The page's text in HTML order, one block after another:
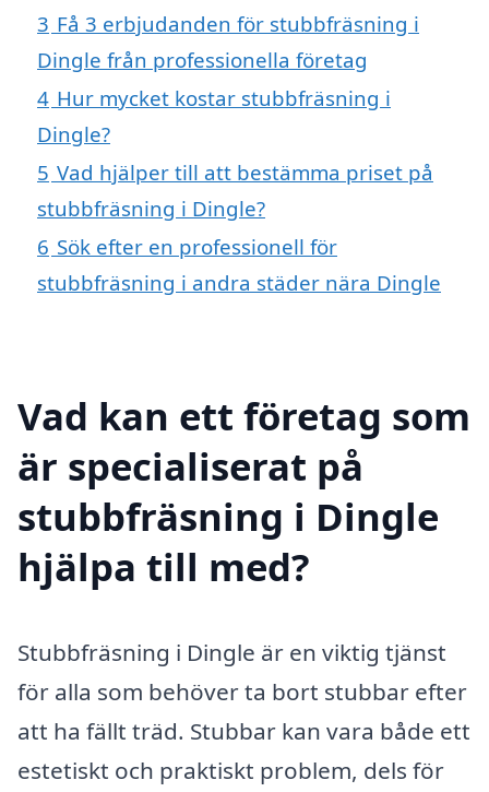
3 Få 3 erbjudanden för stubbfräsning i
Dingle från professionella företag
4 Hur mycket kostar stubbfräsning i
Dingle?
5 Vad hjälper till att bestämma priset på
stubbfräsning i Dingle?
6 Sök efter en professionell för
stubbfräsning i andra städer nära Dingle
Vad kan ett företag som
är specialiserat på
stubbfräsning i Dingle
hjälpa till med?
Stubbfräsning i Dingle är en viktig tjänst
för alla som behöver ta bort stubbar efter
att ha fällt träd. Stubbar kan vara både ett
estetiskt och praktiskt problem, dels för